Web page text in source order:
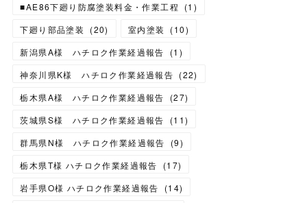
■AE86下廻り防腐塗装料金・作業工程
(1 )
下廻り部品塗装
(20) 室内塗装 (10)
新潟県A様 ハチロク作業経過報告
(1 )
神奈川県K様 ハチロク作業経過報告 (22)
栃木県A様 ハチロク作業経過報告
(27)
茨城県S様 ハチロク作業経過報告
(11)
群馬県N様 ハチロク作業経過報告
(9)
栃木県T様 ハチロク作業経過報告
(17)
岩手県O様 ハチロク作業経過報告
(14)